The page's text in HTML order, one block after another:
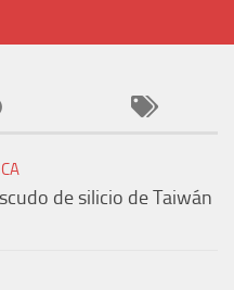
de silicio de Taiwán